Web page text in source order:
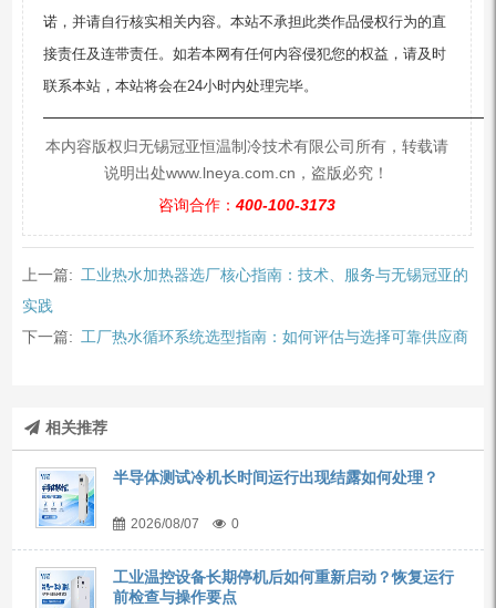
诺，并请自行核实相关内容。本站不承担此类作品侵权行为的直
接责任及连带责任。如若本网有任何内容侵犯您的权益，请及时
联系本站，本站将会在24小时内处理完毕。
本内容版权归无锡冠亚恒温制冷技术有限公司所有，转载请
说明出处www.lneya.com.cn，盗版必究！
咨询合作： 400-100-3173
上一篇: 工业热水加热器选厂核心指南：技术、服务与无锡冠亚的
实践
下一篇: 工厂热水循环系统选型指南：如何评估与选择可靠供应商
相关推荐
半导体测试冷机长时间运行出现结露如何处理？
2026/08/07 0
工业温控设备长期停机后如何重新启动？恢复运行
前检查与操作要点